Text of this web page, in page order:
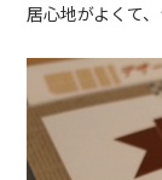
居心地がよくて